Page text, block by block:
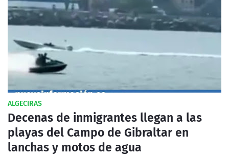
ALGECIRAS
Decenas de inmigrantes llegan a las
playas del Campo de Gibraltar en
lanchas y motos de agua